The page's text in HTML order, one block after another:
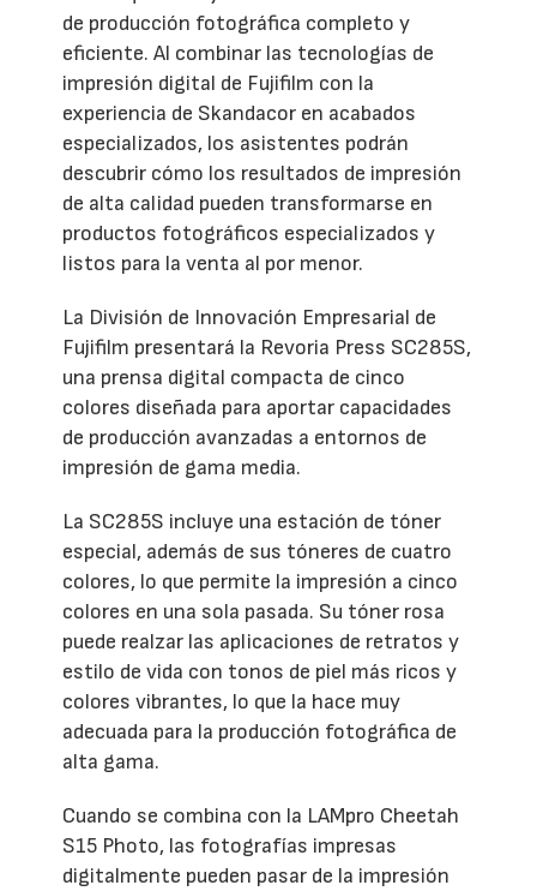
de producción fotográfica completo y
eficiente. Al combinar las tecnologías de
impresión digital de Fujifilm con la
experiencia de Skandacor en acabados
especializados, los asistentes podrán
descubrir cómo los resultados de impresión
de alta calidad pueden transformarse en
productos fotográficos especializados y
listos para la venta al por menor.
La División de Innovación Empresarial de
Fujifilm presentará la Revoria Press SC285S,
una prensa digital compacta de cinco
colores diseñada para aportar capacidades
de producción avanzadas a entornos de
impresión de gama media.
La SC285S incluye una estación de tóner
especial, además de sus tóneres de cuatro
colores, lo que permite la impresión a cinco
colores en una sola pasada. Su tóner rosa
puede realzar las aplicaciones de retratos y
estilo de vida con tonos de piel más ricos y
colores vibrantes, lo que la hace muy
adecuada para la producción fotográfica de
alta gama.
Cuando se combina con la LAMpro Cheetah
S15 Photo, las fotografías impresas
digitalmente pueden pasar de la impresión